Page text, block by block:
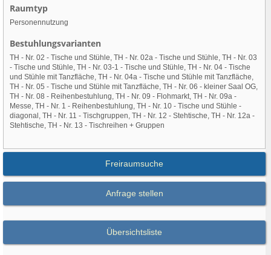
Raumtyp
Personennutzung
Bestuhlungsvarianten
TH - Nr. 02 - Tische und Stühle, TH - Nr. 02a - Tische und Stühle, TH - Nr. 03
- Tische und Stühle, TH - Nr. 03-1 - Tische und Stühle, TH - Nr. 04 - Tische
und Stühle mit Tanzfläche, TH - Nr. 04a - Tische und Stühle mit Tanzfläche,
TH - Nr. 05 - Tische und Stühle mit Tanzfläche, TH - Nr. 06 - kleiner Saal OG,
TH - Nr. 08 - Reihenbestuhlung, TH - Nr. 09 - Flohmarkt, TH - Nr. 09a -
Messe, TH - Nr. 1 - Reihenbestuhlung, TH - Nr. 10 - Tische und Stühle -
diagonal, TH - Nr. 11 - Tischgruppen, TH - Nr. 12 - Stehtische, TH - Nr. 12a -
Stehtische, TH - Nr. 13 - Tischreihen + Gruppen
Freiraumsuche
Anfrage stellen
Übersichtsliste